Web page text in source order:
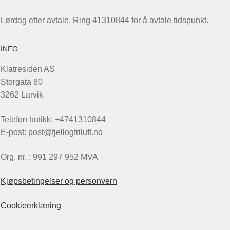
Lørdag etter avtale. Ring 41310844 for å avtale tidspunkt.
INFO
Klatresiden AS
Storgata 80
3262 Larvik
Telefon butikk: +4741310844
E-post: post@fjellogfriluft.no
Org. nr. : 991 297 952 MVA
Kjøpsbetingelser og personvern
Cookieerklæring